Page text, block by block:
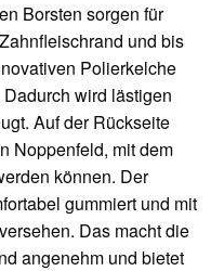
Borsten sorgen für
und bis
Polierkelche
wird lästigen
Auf der Rückseite
Noppenfeld, mit dem
können. Der
gummiert und mit
Das macht die
angenehm und bietet